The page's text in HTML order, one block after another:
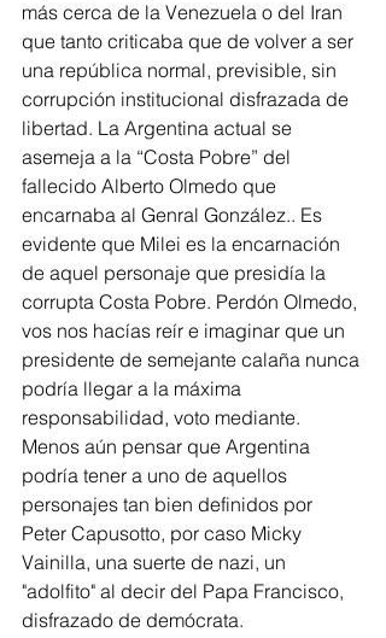
más cerca de la Venezuela o del Iran
que tanto criticaba que de volver a ser
una república normal, previsible, sin
corrupción institucional disfrazada de
libertad. La Argentina actual se
asemeja a la “Costa Pobre” del
fallecido Alberto Olmedo que
encarnaba al Genral González.. Es
evidente que Milei es la encarnación
de aquel personaje que presidía la
corrupta Costa Pobre. Perdón Olmedo,
vos nos hacías reír e imaginar que un
presidente de semejante calaña nunca
podría llegar a la máxima
responsabilidad, voto mediante.
Menos aún pensar que Argentina
podría tener a uno de aquellos
personajes tan bien definidos por
Peter Capusotto, por caso Micky
Vainilla, una suerte de nazi, un
"adolfito" al decir del Papa Francisco,
disfrazado de demócrata.